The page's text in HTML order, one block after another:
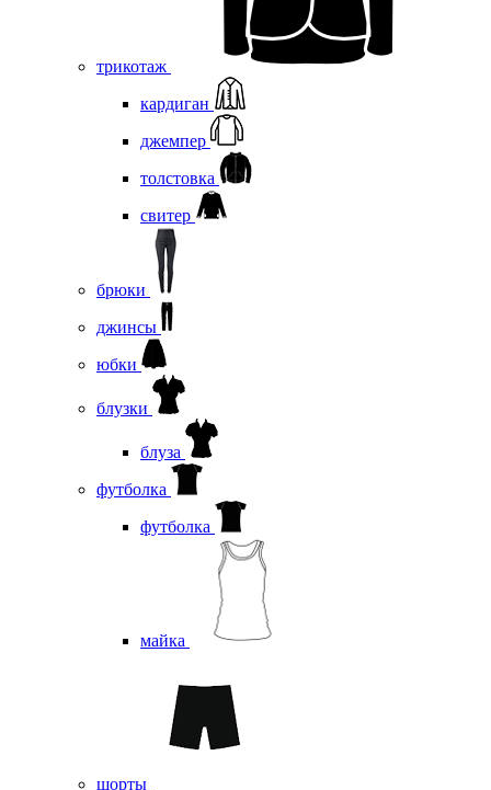
трикотаж
кардиган
джемпер
толстовка
свитер
брюки
джинсы
юбки
блузки
блуза
футболка
футболка
майка
шорты